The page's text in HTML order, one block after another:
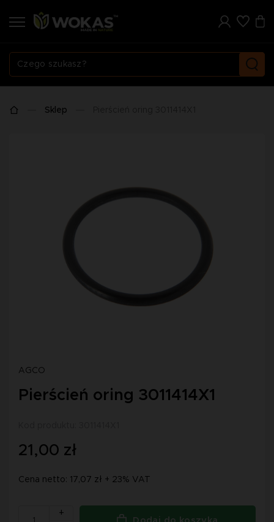
Sklep
AGCO
Pierścień oring 3011414X1
21,00 zł
Cena netto: 17,07 zł + 23% VAT
+